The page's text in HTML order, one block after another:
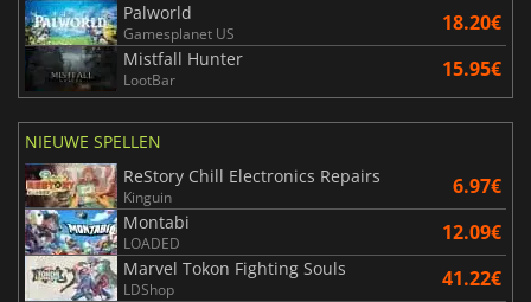
Palworld
Gamesplanet US 18.20€
Mistfall Hunter
LootBar 15.95€
NIEUWE SPELLEN
ReStory Chill Electronics Repairs
Kinguin 6.97€
Montabi
LOADED 12.09€
Marvel Tokon Fighting Souls
LDShop 41.22€